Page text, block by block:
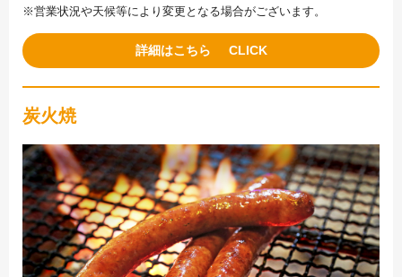
※営業状況や天候等により変更となる場合がございます。
詳細はこちら
炭火焼